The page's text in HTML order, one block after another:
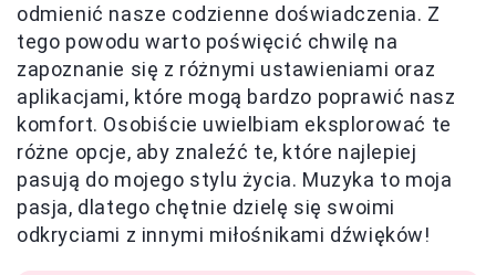
odmienić nasze codzienne doświadczenia. Z
tego powodu warto poświęcić chwilę na
zapoznanie się z różnymi ustawieniami oraz
aplikacjami, które mogą bardzo poprawić nasz
komfort. Osobiście uwielbiam eksplorować te
różne opcje, aby znaleźć te, które najlepiej
pasują do mojego stylu życia. Muzyka to moja
pasja, dlatego chętnie dzielę się swoimi
odkryciami z innymi miłośnikami dźwięków!